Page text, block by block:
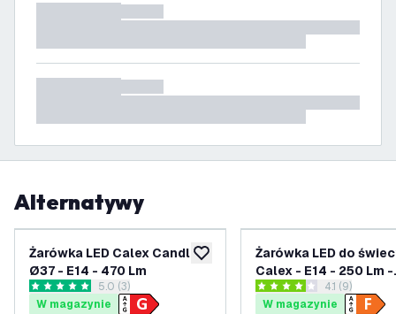
Alternatywy
dodaj do listy życzeń
Żarówka LED Calex Candle
Ø37 - E14 - 470 Lm
otwórz panel recenzji
5 Gwiazdki oceny
5.0 (3)
W magazynie
Żarówka LED do
Calex - E14 - 250 Lm -
Srebrnyotwórz panel
4.1 Gwiazdki oceny
4.1 (9)
W magazynie